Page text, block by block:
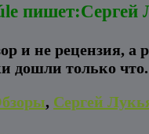
пишет:Сергей
и не рецензия,
дошли только что.
, Сергей